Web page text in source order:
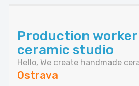
Production
ceramic studio
Hello, We create handmade
Ostrava